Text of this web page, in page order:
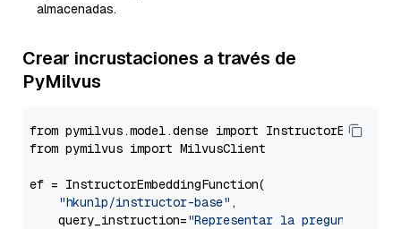
almacenadas.
Crear incrustaciones a través de
PyMilvus
from pymilvus.model.dense import
from pymilvus import MilvusClient
ef = InstructorEmbeddingFunction(
"hkunlp/instructor-base" ,
    query_instruction=
"Representar la pregunta de